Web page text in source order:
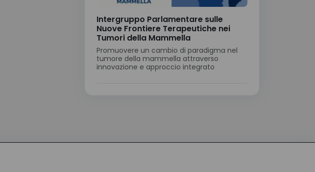
Intergruppo Parlamentare sulle
Nuove Frontiere Terapeutiche nei
Tumori della Mammella
Promuovere un cambio di paradigma nel
tumore della mammella attraverso
innovazione e approccio integrato